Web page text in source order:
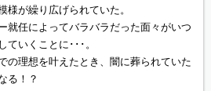
様が繰り広げられていた。
就任によってバラバラだった面々がいつ
いくことに･･･。
の理想を叶えたとき、闇に葬られていた
る！？